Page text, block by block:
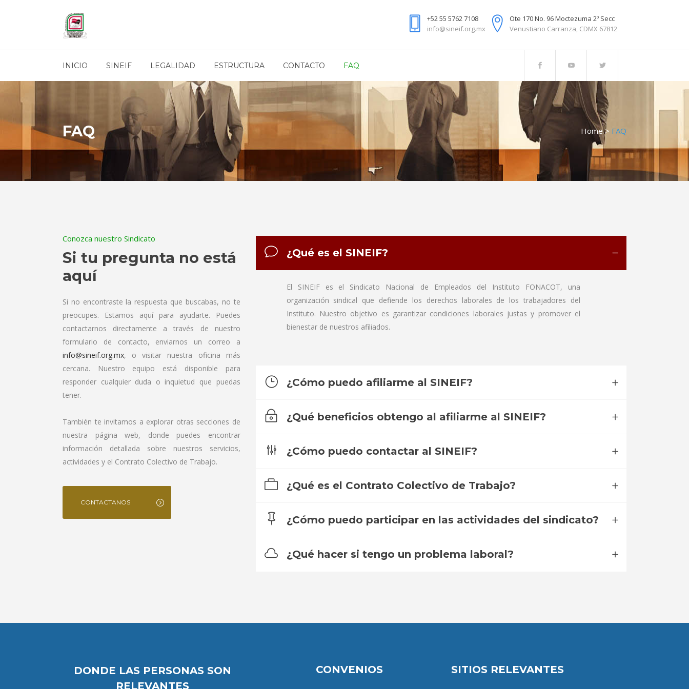
+52 55 5762 7108
info@sineif.org.mx
Ote 170 No. 96 Moctezuma 2º Secc
Venustiano Carranza, CDMX 67812
INICIO SINEIF LEGALIDAD ESTRUCTURA CONTACTO FAQ
FAQ Home> FAQ
Conozca nuestro Sindicato
Si tu pregunta no está
aquí
Si no encontraste la respuesta que buscabas, no te
preocupes. Estamos aquí para ayudarte. Puedes
contactarnos directamente a través de nuestro
formulario de contacto, enviarnos un correo a
info@sineif.org.mx, o visitar nuestra oficina más
cercana. Nuestro equipo está disponible para
responder cualquier duda o inquietud que puedas
tener.
También te invitamos a explorar otras secciones de
nuestra página web, donde puedes encontrar
información detallada sobre nuestros servicios,
actividades y el Contrato Colectivo de Trabajo.
CONTACTANOS
¿Qué es el SINEIF?
El SINEIF es el Sindicato Nacional de Empleados del Instituto FONACOT, una
organización sindical que defiende los derechos laborales de los trabajadores del
Instituto. Nuestro objetivo es garantizar condiciones laborales justas y promover el
bienestar de nuestros afiliados.
¿Cómo puedo afiliarme al SINEIF?
¿Qué beneficios obtengo al afiliarme al SINEIF?
¿Cómo puedo contactar al SINEIF?
¿Qué es el Contrato Colectivo de Trabajo?
¿Cómo puedo participar en las actividades del sindicato?
¿Qué hacer si tengo un problema laboral?
DONDE LAS PERSONAS SON
RELEVANTES
CONVENIOS SITIOS RELEVANTES